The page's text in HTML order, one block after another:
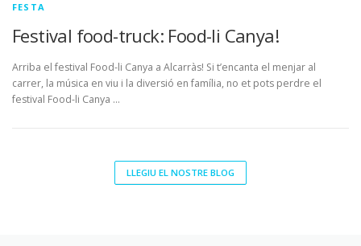
FESTA
Festival food-truck: Food-li Canya!
Arriba el festival Food-li Canya a Alcarràs! Si t’encanta el menjar al
carrer, la música en viu i la diversió en família, no et pots perdre el
festival Food-li Canya …
LLEGIU EL NOSTRE BLOG